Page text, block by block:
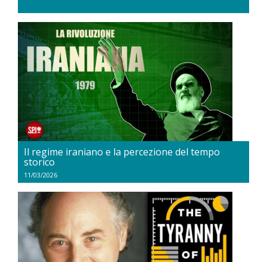
Il regime iraniano e la percezione del tempo
storico
11/03/2026